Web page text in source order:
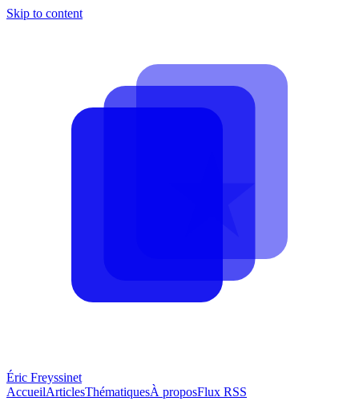
Skip to content
Éric Freyssinet
AccueilArticlesThématiquesÀ proposFlux RSS